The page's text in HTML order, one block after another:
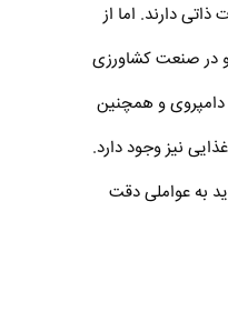
دارند. اما از
در صنعت کشاورزی
و همچنین
نیز وجود دارد.
به عواملی دقت